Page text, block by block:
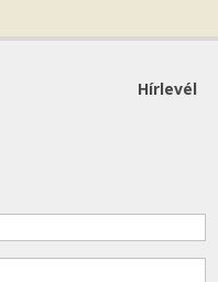
Hírlevél